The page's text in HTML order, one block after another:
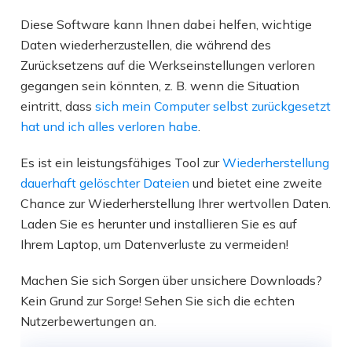
Diese Software kann Ihnen dabei helfen, wichtige
Daten wiederherzustellen, die während des
Zurücksetzens auf die Werkseinstellungen verloren
gegangen sein könnten, z. B. wenn die Situation
eintritt, dasssich mein Computer selbst zurückgesetzt
hat und ich alles verloren habe
Es ist ein leistungsfähiges Tool zurWiederherstellung
dauerhaft gelöschter Dateien und bietet eine zweite
Chance zur Wiederherstellung Ihrer wertvollen Daten.
Laden Sie es herunter und installieren Sie es auf
Ihrem Laptop, um Datenverluste zu vermeiden!
Machen Sie sich Sorgen über unsichere Downloads?
Kein Grund zur Sorge! Sehen Sie sich die echten
Nutzerbewertungen an.